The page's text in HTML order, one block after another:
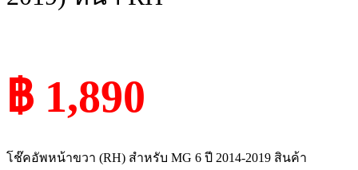
฿ 1,890
โช๊คอัพหน้าขวา (RH) สำหรับ MG 6 ปี 2014-2019 สินค้า